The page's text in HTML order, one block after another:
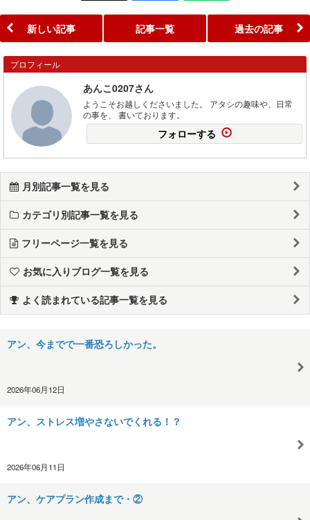
新しい記事 記事一覧 過去の記事
プロフィール
あんこ0207さん
ようこそお越しくださいました。 アタシの趣味や、日常
の事を、 書いております。
フォローする
月別記事一覧を見る
カテゴリ別記事一覧を見る
フリーページ一覧を見る
お気に入りブログ一覧を見る
よく読まれている記事一覧を見る
アン、今までで一番恐ろしかった。
2026年06月12日
アン、ストレス増やさないでくれる！？
2026年06月11日
アン、ケアプラン作成まで・②